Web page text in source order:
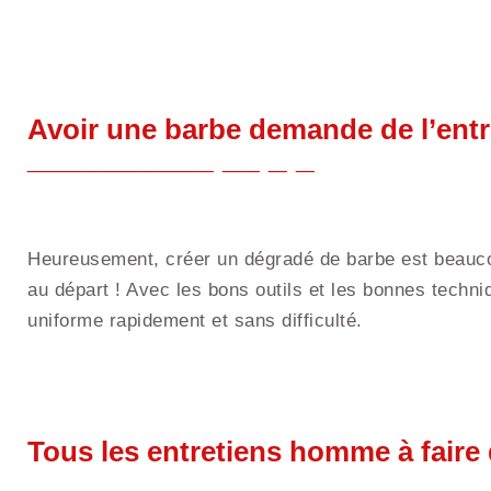
Avoir une barbe demande de
Heureusement, créer un dégradé de barbe est
au départ ! Avec les bons outils et les bonnes
uniforme rapidement et sans difficulté.
Tous les entretiens homme à